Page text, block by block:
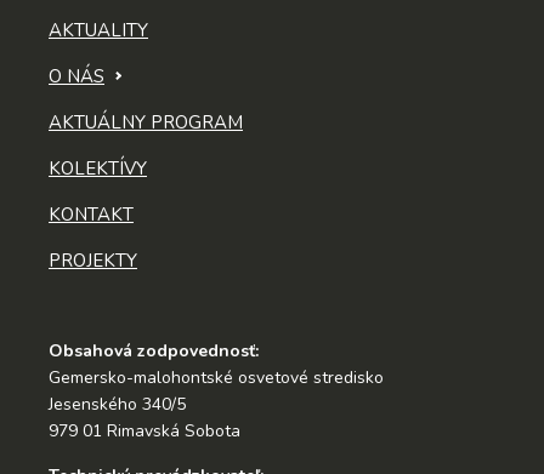
AKTUALITY
O NÁS
AKTUÁLNY PROGRAM
KOLEKTÍVY
KONTAKT
PROJEKTY
Obsahová zodpovednosť:
Gemersko-malohontské osvetové stredisko
Jesenského 340/5
979 01 Rimavská Sobota